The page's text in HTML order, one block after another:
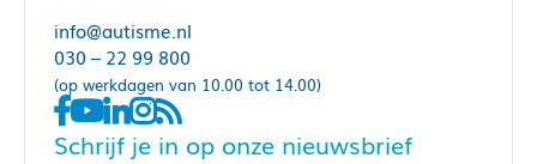
info@autisme.nl
030 – 22 99 800
(op werkdagen van 10.00 tot 14.00)
Schrijf je in op onze nieuwsbrief